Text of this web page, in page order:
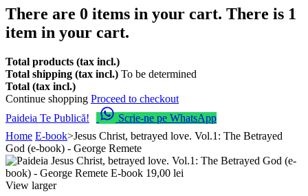
There are 0 items in your cart. There is 1
item in your cart.
Total products (tax incl.)
Total shipping (tax incl.) To be determined
Total (tax incl.)
Continue shopping Proceed to checkout
Paideia Te Publică!
Scrie-ne pe WhatsApp
Home E-book>Jesus Christ, betrayed love. Vol.1: The Betrayed
God (e-book) - George Remete
View larger